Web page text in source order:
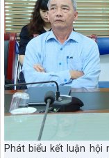
Phát biểu kết luận hội